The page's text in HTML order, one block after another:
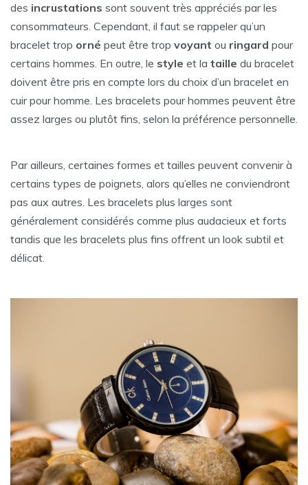
des incrustations sont souvent très appréciés par les
consommateurs. Cependant, il faut se rappeler qu’un
bracelet trop orné peut être trop voyant ou ringard pour
certains hommes. En outre, le style et la taille du bracelet
doivent être pris en compte lors du choix d’un bracelet en
cuir pour homme. Les bracelets pour hommes peuvent être
assez larges ou plutôt fins, selon la préférence personnelle.
Par ailleurs, certaines formes et tailles peuvent convenir à
certains types de poignets, alors qu’elles ne conviendront
pas aux autres. Les bracelets plus larges sont
généralement considérés comme plus audacieux et forts
tandis que les bracelets plus fins offrent un look subtil et
délicat.